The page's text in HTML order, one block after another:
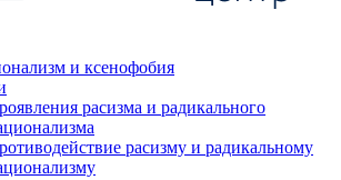
и ксенофобия
расизма и радикального
расизму и радикальному